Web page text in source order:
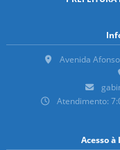
Avenida
Atendimento:
Acesso